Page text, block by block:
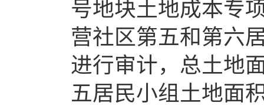
号地块土地成本专
营社区第五和第六
进行审计，总土地
五居民小组土地面